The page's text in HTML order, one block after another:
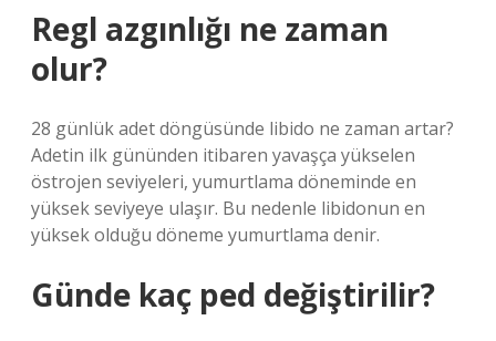
Regl azgınlığı ne zaman
olur?
28 günlük adet döngüsünde libido ne zaman artar?
Adetin ilk gününden itibaren yavaşça yükselen
östrojen seviyeleri, yumurtlama döneminde en
yüksek seviyeye ulaşır. Bu nedenle libidonun en
yüksek olduğu döneme yumurtlama denir.
Günde kaç ped değiştirilir?